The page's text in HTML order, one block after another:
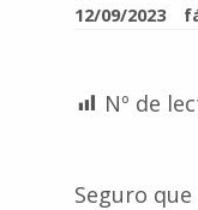
12/09/2023
Nº de
Seguro